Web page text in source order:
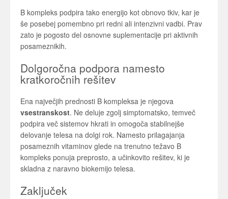
B kompleks podpira tako energijo kot obnovo tkiv, kar je
še posebej pomembno pri redni ali intenzivni vadbi. Prav
zato je pogosto del osnovne suplementacije pri aktivnih
posameznikih.
Dolgoročna podpora namesto
kratkoročnih rešitev
Ena največjih prednosti B kompleksa je njegova
vsestranskost. Ne deluje zgolj simptomatsko, temveč
podpira več sistemov hkrati in omogoča stabilnejše
delovanje telesa na dolgi rok. Namesto prilagajanja
posameznih vitaminov glede na trenutno težavo B
kompleks ponuja preprosto, a učinkovito rešitev, ki je
skladna z naravno biokemijo telesa.
Zaključek